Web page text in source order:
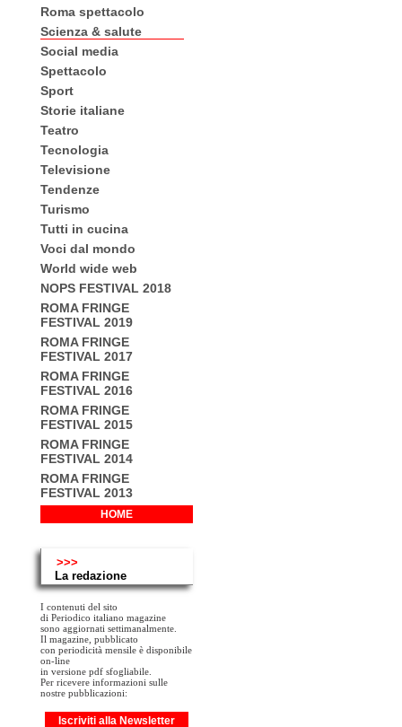
Roma spettacolo
Scienza & salute
Social media
Spettacolo
Sport
Storie italiane
Teatro
Tecnologia
Televisione
Tendenze
Turismo
Tutti in cucina
Voci dal mondo
World wide web
NOPS FESTIVAL 2018
ROMA FRINGE
FESTIVAL 2019
ROMA FRINGE
FESTIVAL 2017
ROMA FRINGE
FESTIVAL 2016
ROMA FRINGE
FESTIVAL 2015
ROMA FRINGE
FESTIVAL 2014
ROMA FRINGE
FESTIVAL 2013
HOME
>>>
La redazione
I contenuti del sito
di Periodico italiano magazine
sono aggiornati settimanalmente.
Il magazine, pubblicato
con periodicità mensile è disponibile
on-line
in versione pdf sfogliabile.
Per ricevere informazioni sulle
nostre pubblicazioni:
Iscriviti alla Newsletter